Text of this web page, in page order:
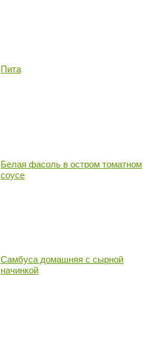
Пита
Белая фасоль в остром томатном
соусе
Самбуса домашняя с сырной
начинкой